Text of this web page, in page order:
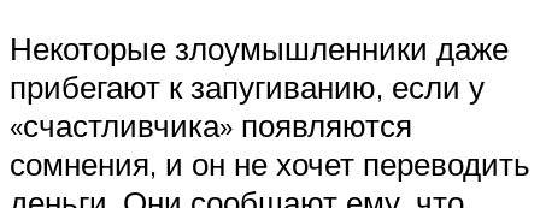
Некоторые злоумышленники даже
прибегают к запугиванию, если у
«счастливчика» появляются
сомнения, и он не хочет переводить